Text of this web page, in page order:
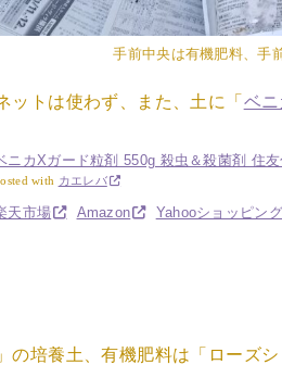
手前中央は有機肥料、手
ットは使わず、また、土に「ベ
ニカXガード粒剤 550g 殺虫＆殺菌剤 住
with カエレバ
天市場 Amazon Yahooショッピング
の培養土、有機肥料は「ローズ